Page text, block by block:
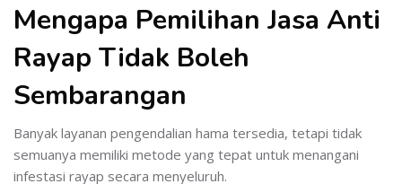
Mengapa Pemilihan Jasa Anti
Rayap Tidak Boleh
Sembarangan
Banyak layanan pengendalian hama tersedia, tetapi tidak
semuanya memiliki metode yang tepat untuk menangani
infestasi rayap secara menyeluruh.